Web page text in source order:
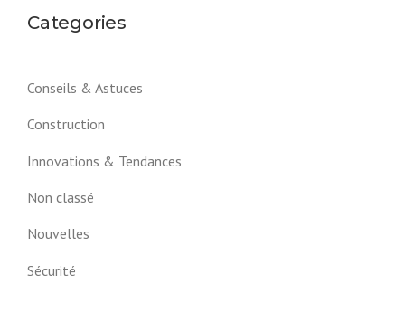
Categories
Conseils & Astuces
Construction
Innovations & Tendances
Non classé
Nouvelles
Sécurité